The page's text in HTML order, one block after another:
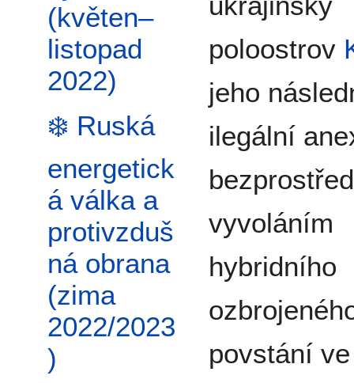
(květen–
listopad
2022)
❄️ Ruská
energetick
á válka a
protivzduš
ná obrana
(zima
2022/2023
)
poloostrov
jeho
ilegální
vyvoláním
hybridního
povstání ve